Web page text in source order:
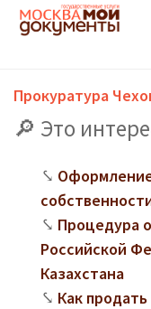
Прокуратура
Это
Процедура
Российской
Казахстана
Как